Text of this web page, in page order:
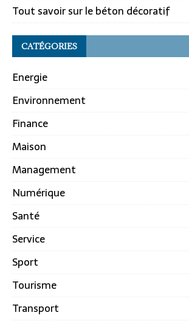
Tout savoir sur le béton décoratif
CATÉGORIES
Energie
Environnement
Finance
Maison
Management
Numérique
Santé
Service
Sport
Tourisme
Transport